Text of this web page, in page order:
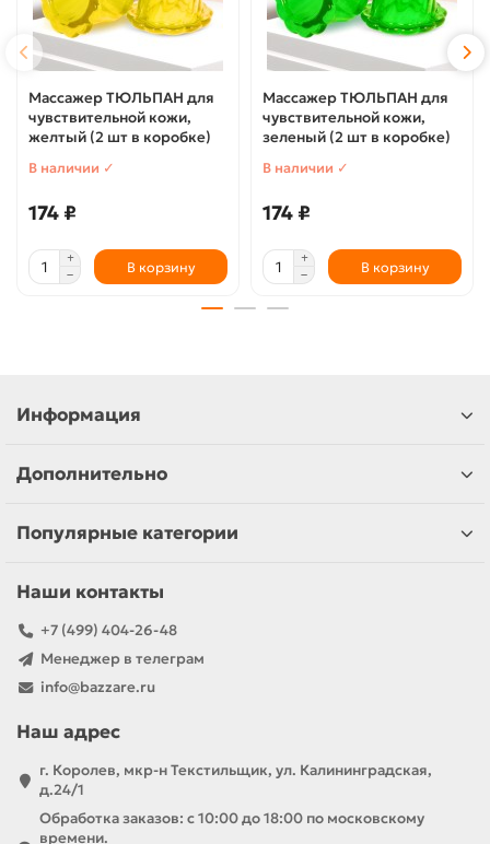
Массажер ТЮЛЬПАН для
чувствительной кожи,
желтый (2 шт в коробке)
В наличии ✓
174 ₽
В корзину
Массажер ТЮЛЬПАН для
чувствительной кожи,
зеленый (2 шт в коробке)
В наличии ✓
174 ₽
В корзину
Информация
Дополнительно
Популярные категории
Наши контакты
+7 (499) 404-26-48
Менеджер в телеграм
info@bazzare.ru
Наш адрес
г. Королев, мкр-н Текстильщик, ул. Калининградская,
д.24/1
Обработка заказов: с 10:00 до 18:00 по московскому
времени.